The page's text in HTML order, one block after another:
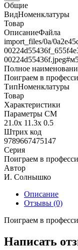
Общие
ВидНоменклатуры
Товар
ОписаниеФайла
import_files/0a/
Полное
Поиграем в
ТипНоменклатуры
Товар
Характеристики
Параметры СМ
21.0x 11.3x 0.5
Штрих код
9789667475147
Серия
Поиграем в
Автор
И. Солнышко
Описание
Отзывы (0)
Поиграем в
Написать